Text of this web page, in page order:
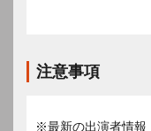
注意事項
※最新の出演者情報